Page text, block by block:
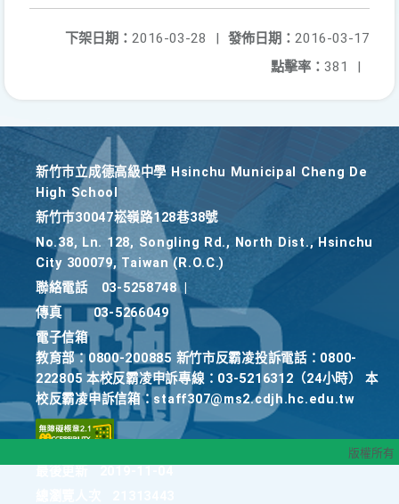
發佈日期： 2016-03-17
下架日期： 2016-03-28
|
點擊率： 381 |
新竹巿立成德高級中學 Hsinchu Municipal Cheng De
High School
新竹巿30047崧嶺路128巷38號
No.38, Ln. 128, Songling Rd., North Dist., Hsinchu
City 300079, Taiwan (R.O.C.)
聯絡電話
03-5258748
傳真
03-5266049
電子信箱
教育部：0800-200885 新竹市反霸凌投訴電話：0800-
222805 本校反霸凌申訴專線：03-5216312（24小時） 本
校反霸凌申訴信箱：staff307@ms2.cdjh.hc.edu.tw
版權所有